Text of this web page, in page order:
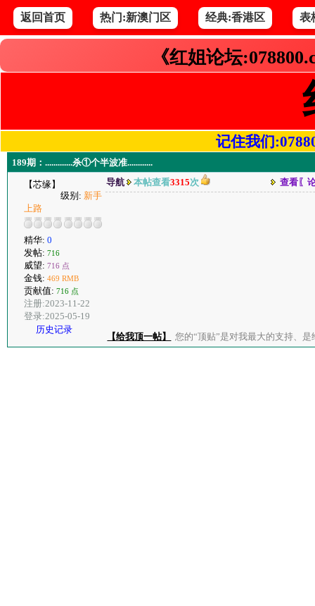
返回首页 热门:新澳门区 经典:香港区 表
《红姐论坛
记住我们
189期：.............杀①个半波准............
【芯缘】
级别: 新手
上路
精华: 0
发帖: 716
威望: 716 点
金钱: 469 RMB
贡献值: 716 点
注册:2023-11-22
登录:2025-05-19
历史记录
导航 本帖查看3315次 查看〖
【给我顶一帖】 您的“顶贴”是对我最大的支持、